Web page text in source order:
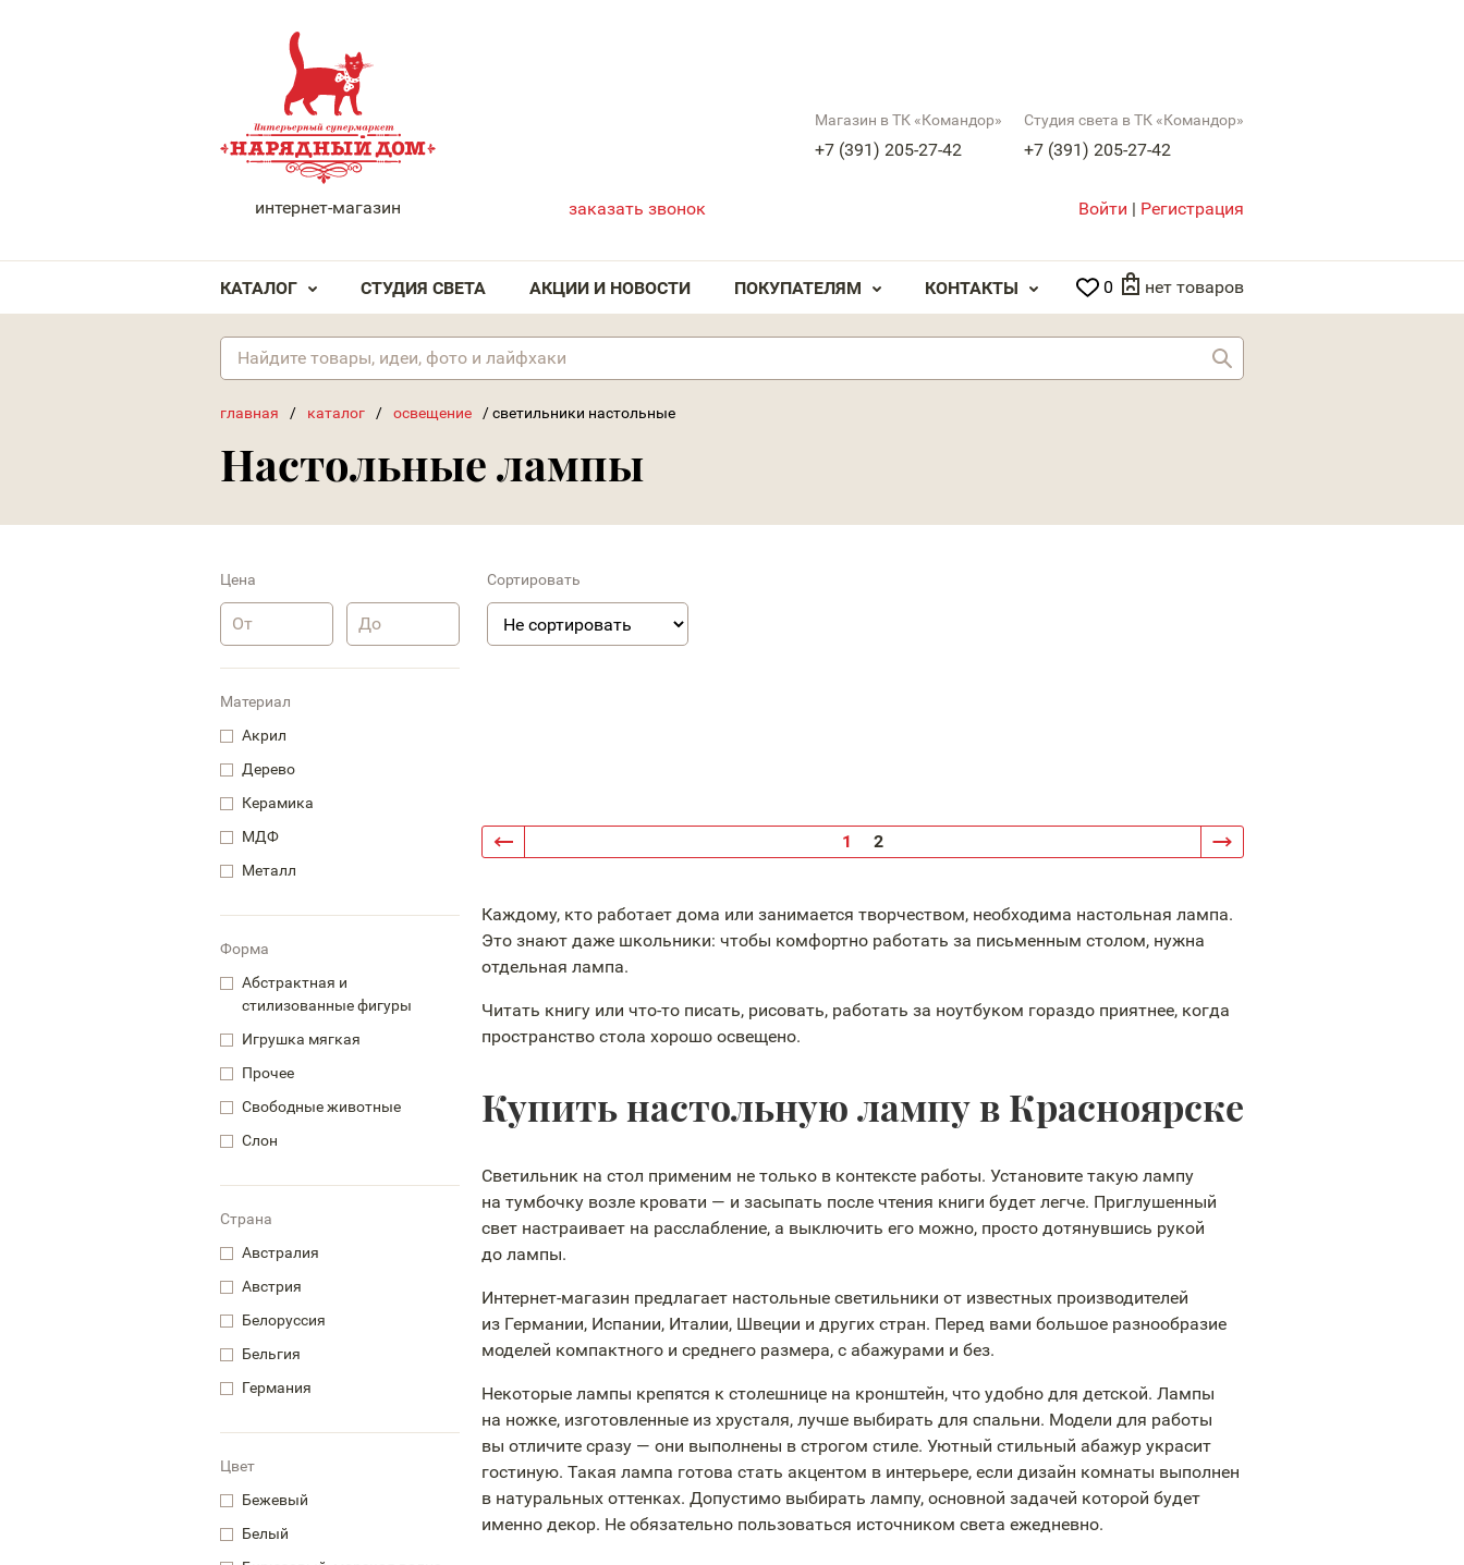
НАРЯДНЫЙ ДОМ
интернет-магазин
Магазин в ТК «Командор»
+7 (391) 205-27-42
Студия света в ТК «Командор»
+7 (391) 205-27-42
заказать звонок Войти | Регистрация
КАТАЛОГ СТУДИЯ СВЕТА АКЦИИ И НОВОСТИ ПОКУПАТЕЛЯМ КОНТАКТЫ 0 нет товаров
главная / каталог / освещение /светильники настольные
Настольные лампы
1 2
Каждому, кто работает дома или занимается творчеством, необходима настольная лампа.
Это знают даже школьники: чтобы комфортно работать за письменным столом, нужна
отдельная лампа.
Читать книгу или что-то писать, рисовать, работать за ноутбуком гораздо приятнее, когда
пространство стола хорошо освещено.
Купить настольную лампу в Красноярске
Светильник на стол применим не только в контексте работы. Установите такую лампу
на тумбочку возле кровати — и засыпать после чтения книги будет легче. Приглушенный
свет настраивает на расслабление, а выключить его можно, просто дотянувшись рукой
до лампы.
Интернет-магазин предлагает настольные светильники от известных производителей
из Германии, Испании, Италии, Швеции и других стран. Перед вами большое разнообразие
моделей компактного и среднего размера, с абажурами и без.
Некоторые лампы крепятся к столешнице на кронштейн, что удобно для детской. Лампы
на ножке, изготовленные из хрусталя, лучше выбирать для спальни. Модели для работы
вы отличите сразу — они выполнены в строгом стиле. Уютный стильный абажур украсит
гостиную. Такая лампа готова стать акцентом в интерьере, если дизайн комнаты выполнен
в натуральных оттенках. Допустимо выбирать лампу, основной задачей которой будет
именно декор. Не обязательно пользоваться источником света ежедневно.
Цена
Материал
Акрил
Дерево
Керамика
МДФ
Металл
Форма
Абстрактная и
стилизованные фигуры
Игрушка мягкая
Прочее
Свободные животные
Слон
Страна
Австралия
Австрия
Белоруссия
Бельгия
Германия
Цвет
Бежевый
Белый
Сортировать